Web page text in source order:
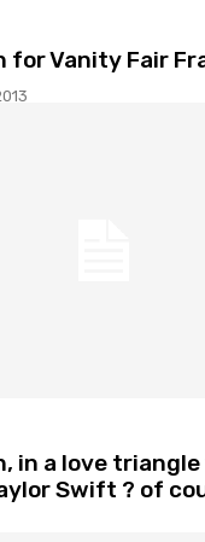
for Vanity Fair
in a love
Swift ? of